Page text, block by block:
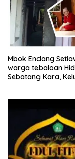
Mbok Endang
warga tebaloan
Sebatang Kara,